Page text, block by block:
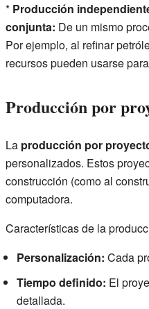
* Producción
conjunta: De un mismo
Por ejemplo, al refinar
recursos pueden usarse
Producción por
La producción por
personalizados. Estos
construcción (como al
computadora.
Características de la
Personalización: Cada
Tiempo definido: El
detallada.